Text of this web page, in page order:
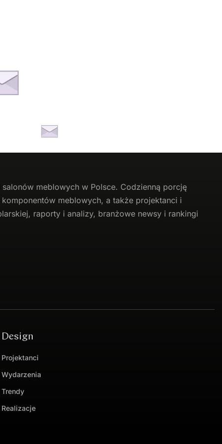
meblowych w Polsce. Codzienną porcję
meblowych, a także projektanci i
raporty i analizy, branżowe newsy i rankingi
Design
Projektanci
Wydarzenia
Trendy
Realizacje